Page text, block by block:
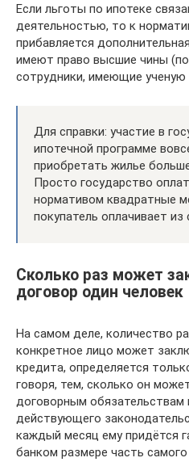
Если льготы по ипотеке
деятельностью, то к
прибавляется
имеют право высшие чины
сотрудники, имеющие ученую
Для справки: участие в
ипотечной программе
приобретать жилье
Просто государство
нормативом квадратные
покупатель оплачивает из
Сколько раз может
договор один человек
На самом деле, количество
конкретное лицо может
кредита, определяется
говоря, тем, сколько он
договорным обязательствам
действующего
каждый месяц ему придётся
банком размере часть